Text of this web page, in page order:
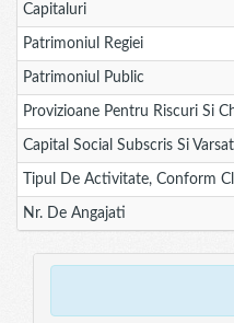
Capitaluri
Patrimoniul Regiei
Patrimoniul Public
Provizioane Pentru Riscuri Si
Capital Social Subscris Si Varsat
Tipul De Activitate, Conform
Nr. De Angajati